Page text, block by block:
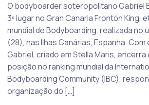
O bodyboarder soteropolitano Gabriel
3º lugar no Gran Canaria Frontón King,
mundial de Bodyboarding, realizada no
(28), nas Ilhas Canárias, Espanha.
Gabriel, criado em Stella Maris,
posição no ranking mundial da
Bodyboarding Community (IBC),
organização do […]